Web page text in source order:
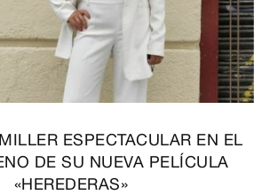
ESPECTACULAR EN EL
DE SU NUEVA PELÍCULA
«HEREDERAS»